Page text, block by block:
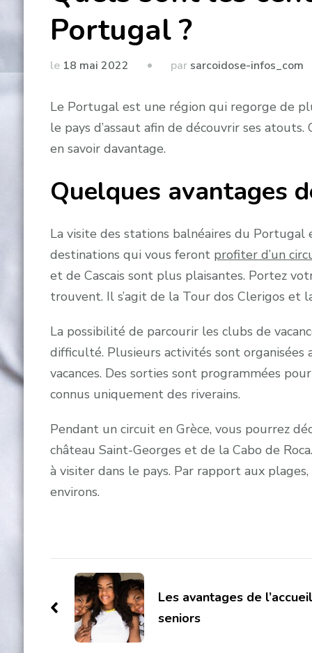
Portugal ?
le 18 mai 2022 par sarcoidose-infos_com
Le Portugal est une région qui regorge de
le pays d’assaut afin de découvrir ses
en savoir davantage.
Quelques avantages
La visite des stations balnéaires du
destinations qui vous feront profiter d’un
et de Cascais sont plus plaisantes. Portez
trouvent. Il s’agit de la Tour dos Clerigos et
La possibilité de parcourir les clubs de
difficulté. Plusieurs activités sont
vacances. Des sorties sont programmées
connus uniquement des riverains.
Pendant un circuit en Grèce, vous pourrez
château Saint-Georges et de la Cabo de
à visiter dans le pays. Par rapport aux
environs.
Navigation
d'article
Les avantages de
seniors